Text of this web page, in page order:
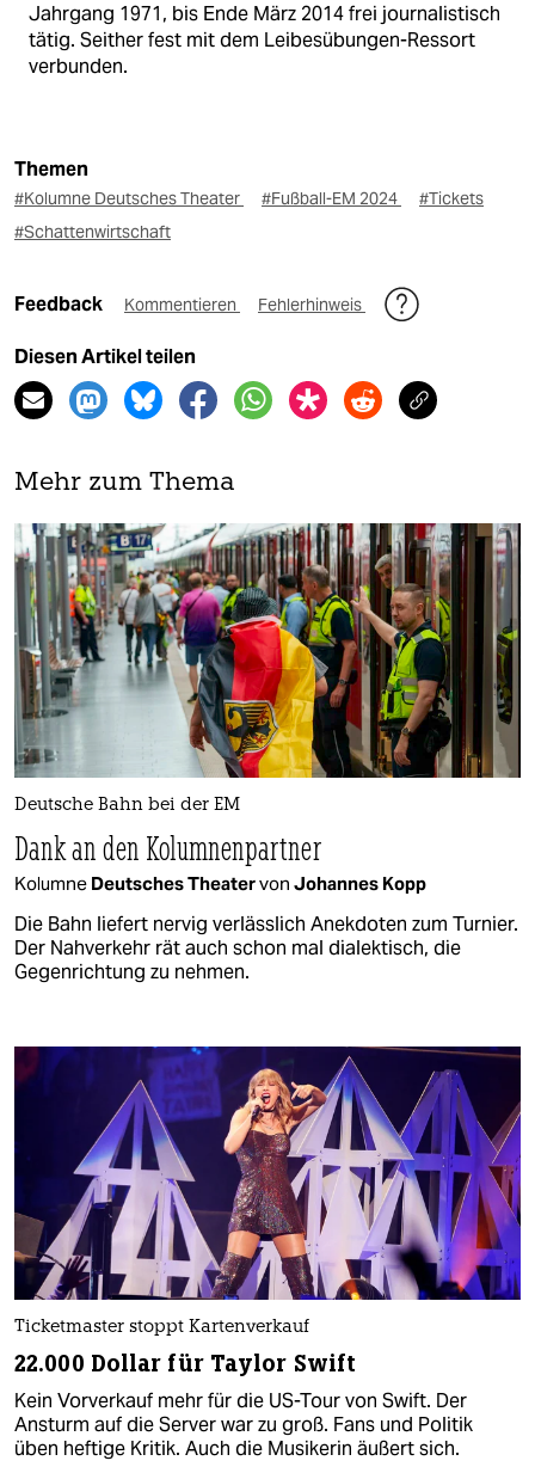
Jahrgang 1971, bis Ende März 2014 frei journalistisch
tätig. Seither fest mit dem Leibesübungen-Ressort
verbunden.
Themen
#Kolumne Deutsches Theater #Fußball-EM 2024
#Tickets
#Schattenwirtschaft
Feedback Kommentieren Fehlerhinweis
Diesen Artikel teilen
Mehr zum Thema
Deutsche Bahn bei der EM
Dank an den Kolumnenpartner
Kolumne Deutsches Theatervon Johannes Kopp
Die Bahn liefert nervig verlässlich Anekdoten zum Turnier.
Der Nahverkehr rät auch schon mal dialektisch, die
Gegenrichtung zu nehmen.
Ticketmaster stoppt Kartenverkauf
22.000 Dollar für Taylor Swift
Kein Vorverkauf mehr für die US-Tour von Swift. Der
Ansturm auf die Server war zu groß. Fans und Politik
üben heftige Kritik. Auch die Musikerin äußert sich.